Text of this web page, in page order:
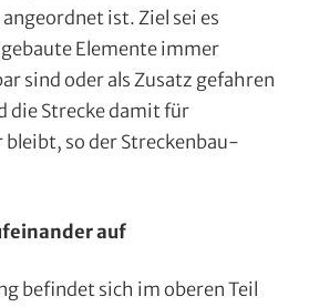
ist. Ziel sei es
gebaute Elemente immer
sind oder als Zusatz gefahren
die Strecke damit für
bleibt, so der Streckenbau-
auf
befindet sich im oberen Teil